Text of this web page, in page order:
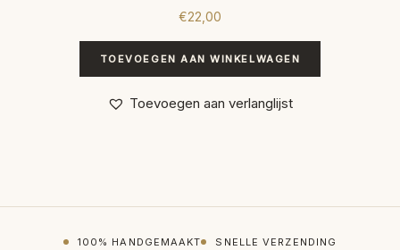
€22,00
TOEVOEGEN AAN WINKELWAGEN
Toevoegen aan verlanglijst
100% HANDGEMAAKT
SNELLE VERZENDING